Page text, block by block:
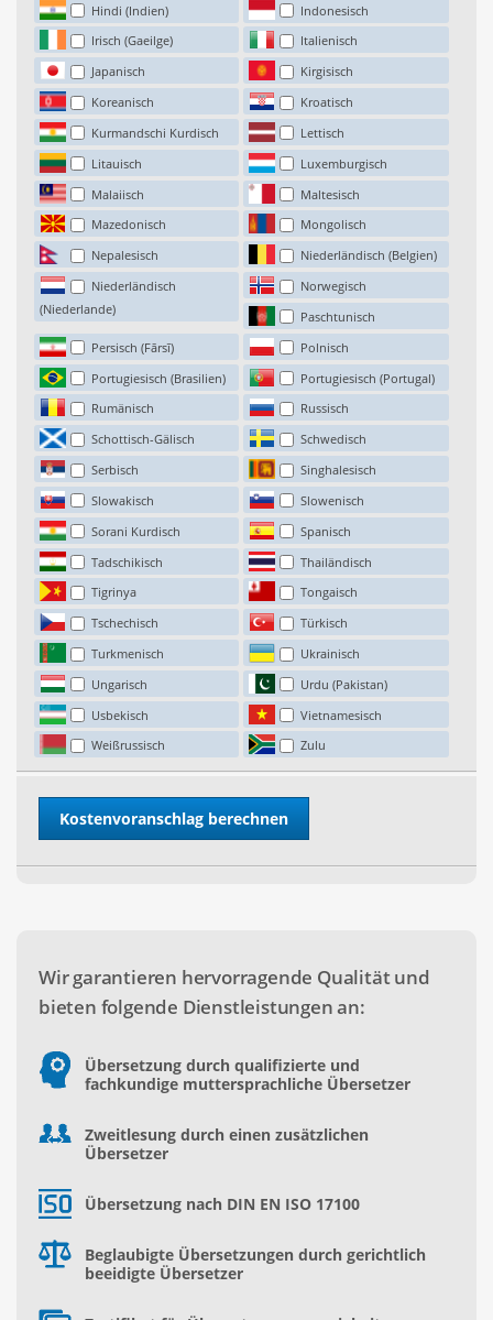
Hindi (Indien)
Indonesisch
Irisch (Gaeilge)
Italienisch
Japanisch
Kirgisisch
Koreanisch
Kroatisch
Kurmandschi Kurdisch
Lettisch
Litauisch
Luxemburgisch
Malaiisch
Maltesisch
Mazedonisch
Mongolisch
Nepalesisch
Niederländisch (Belgien)
Niederländisch
(Niederlande)
Norwegisch
Paschtunisch
Persisch (Fārsī)
Polnisch
Portugiesisch (Brasilien)
Portugiesisch (Portugal)
Rumänisch
Russisch
Schottisch-Gälisch
Schwedisch
Serbisch
Singhalesisch
Slowakisch
Slowenisch
Sorani Kurdisch
Spanisch
Tadschikisch
Thailändisch
Tigrinya
Tongaisch
Tschechisch
Türkisch
Turkmenisch
Ukrainisch
Ungarisch
Urdu (Pakistan)
Usbekisch
Vietnamesisch
Weißrussisch
Zulu
Wir garantieren hervorragende Qualität und
bieten folgende Dienstleistungen an:
Übersetzung durch qualifizierte und
fachkundige muttersprachliche Übersetzer
Zweitlesung durch einen zusätzlichen
Übersetzer
Übersetzung nach DIN EN ISO 17100
Beglaubigte Übersetzungen durch gerichtlich
beeidigte Übersetzer